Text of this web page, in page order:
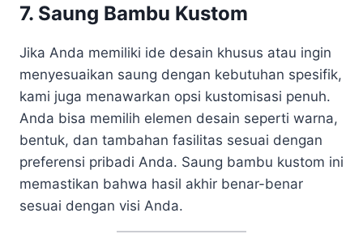
7. Saung Bambu Kustom
Jika Anda memiliki ide desain khusus atau ingin
menyesuaikan saung dengan kebutuhan spesifik,
kami juga menawarkan opsi kustomisasi penuh.
Anda bisa memilih elemen desain seperti warna,
bentuk, dan tambahan fasilitas sesuai dengan
preferensi pribadi Anda. Saung bambu kustom ini
memastikan bahwa hasil akhir benar-benar
sesuai dengan visi Anda.